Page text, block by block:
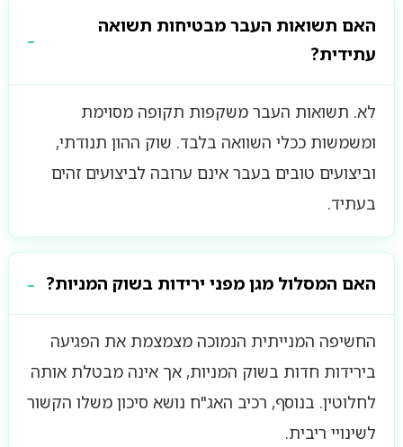
האם תשואות העבר מבטיחות תשואה
עתידית?
לא. תשואות העבר משקפות תקופה מסוימת
ומשמשות ככלי השוואה בלבד. שוק ההון תנודתי,
וביצועים טובים בעבר אינם ערובה לביצועים זהים
בעתיד.
האם המסלול מגן מפני ירידות בשוק המניות?
החשיפה המנייתית הנמוכה מצמצמת את הפגיעה
בירידות חדות בשוק המניות, אך אינה מבטלת אותה
לחלוטין. בנוסף, רכיב האג"ח נושא סיכון משלו הקשור
לשינויי ריבית.